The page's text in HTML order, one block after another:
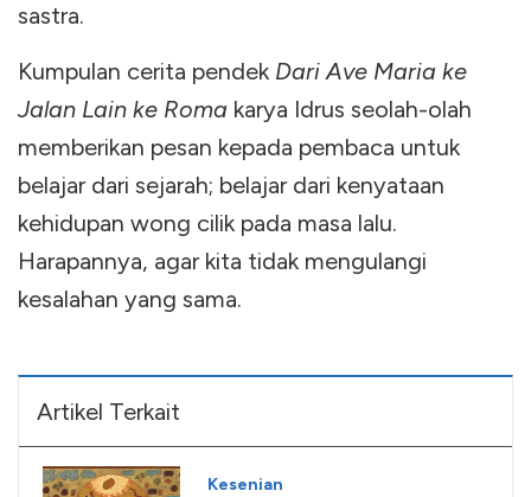
sastra.
Kumpulan cerita pendek Dari Ave Maria ke
Jalan Lain ke Roma karya Idrus seolah-olah
memberikan pesan kepada pembaca untuk
belajar dari sejarah; belajar dari kenyataan
kehidupan wong cilik pada masa lalu.
Harapannya, agar kita tidak mengulangi
kesalahan yang sama.
Artikel Terkait
Kesenian